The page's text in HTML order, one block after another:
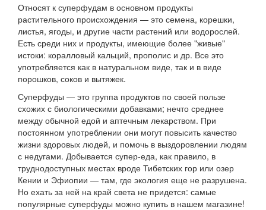
Относят к суперфудам в основном продукты
растительного происхождения — это семена, корешки,
листья, ягоды, и другие части растений или водорослей.
Есть среди них и продукты, имеющие более "живые"
истоки: коралловый кальций, прополис и др. Все это
употребляется как в натуральном виде, так и в виде
порошков, соков и вытяжек.
Суперфуды — это группа продуктов по своей пользе
схожих с биологическими добавками; нечто среднее
между обычной едой и аптечным лекарством. При
постоянном употреблении они могут повысить качество
жизни здоровых людей, и помочь в выздоровлении людям
с недугами. Добывается супер-еда, как правило, в
труднодоступных местах вроде Тибетских гор или озер
Кении и Эфиопии — там, где экология еще не разрушена.
Но ехать за ней на край света не придется: самые
популярные суперфуды можно купить в нашем магазине!